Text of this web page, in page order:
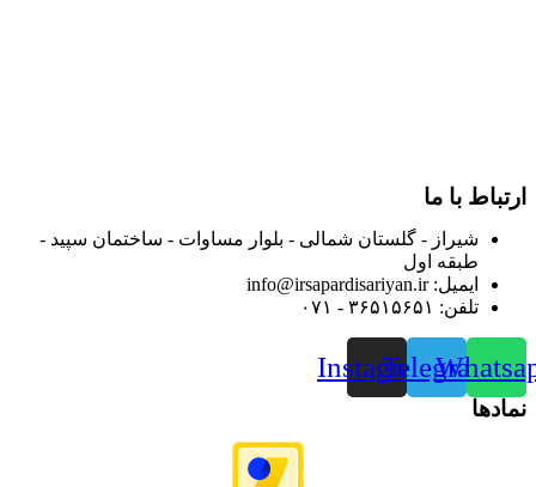
ارتباط با ما
شیراز - گلستان شمالی - بلوار مساوات - ساختمان سپید -
طبقه اول
ایمیل: info@irsapardisariyan.ir
تلفن: ۳۶۵۱۵۶۵۱ - ۰۷۱
Telegram
Instagram
نمادها